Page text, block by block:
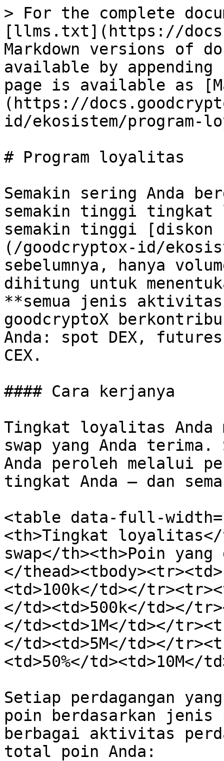
> For the complete
[llms.txt](https://
Markdown versions of
available by
page is available as
(https://
id/ekosistem/program-
# Program loyalitas
Semakin sering Anda
semakin tinggi tingkat
semakin tinggi [diskon
(/goodcryptox-id/
sebelumnya, hanya
dihitung untuk
**semua jenis aktivitas
goodcryptoX
Anda: spot DEX,
CEX.
#### Cara kerjanya
Tingkat loyalitas Anda
swap yang Anda terima.
Anda peroleh melalui
tingkat Anda — dan
<table data-full-
<th>Tingkat loyalitas</
swap</th><th>Poin
</
<td>100k</td></
</td><td>500k</td></
</td><td>1M</td></
</td><td>5M</td></
<td>50%</
Setiap perdagangan
poin berdasarkan jenis
berbagai aktivitas
total poin Anda: